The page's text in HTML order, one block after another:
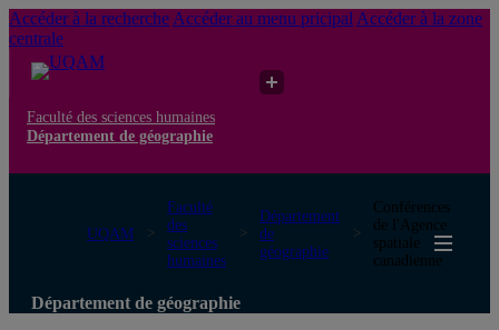
Accéder à la recherche Accéder au menu pricipal Accéder à la zone
centrale
Faculté des sciences humaines
Département de géographie
UQAM
Faculté
des
sciences
humaines
Département
de
géographie
Conférences
de l'Agence
spatiale
canadienne
Département de géographie